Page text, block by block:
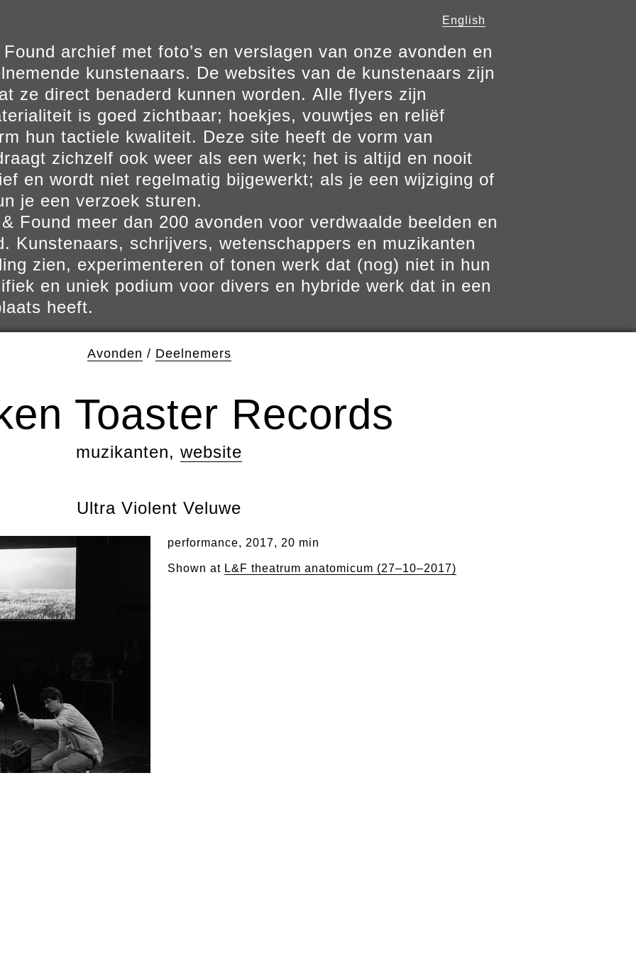
English
archief met foto’s en verslagen van onze avonden en
kunstenaars. De websites van de kunstenaars zijn
ze direct benaderd kunnen worden. Alle flyers zijn
is goed zichtbaar; hoekjes, vouwtjes en reliëf
hun tactiele kwaliteit. Deze site heeft de vorm van
zichzelf ook weer als een werk; het is altijd en nooit
en wordt niet regelmatig bijgewerkt; als je een wijziging of
je een verzoek sturen.
Found meer dan 200 avonden voor verdwaalde beelden en
Kunstenaars, schrijvers, wetenschappers en muzikanten
zien, experimenteren of tonen werk dat (nog) niet in hun
en uniek podium voor divers en hybride werk dat in een
heeft.
Avonden / Deelnemers
Toaster Records
muzikanten, website
Ultra Violent Veluwe
performance, 2017, 20 min
Shown at L&F theatrum anatomicum (27–10–2017)